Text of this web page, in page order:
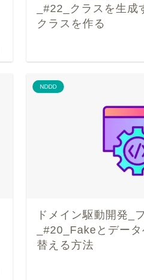
_#22_クラスを生
クラスを作る
NDDD
ドメイン駆動開発_
_#20_Fakeとデー
替える方法